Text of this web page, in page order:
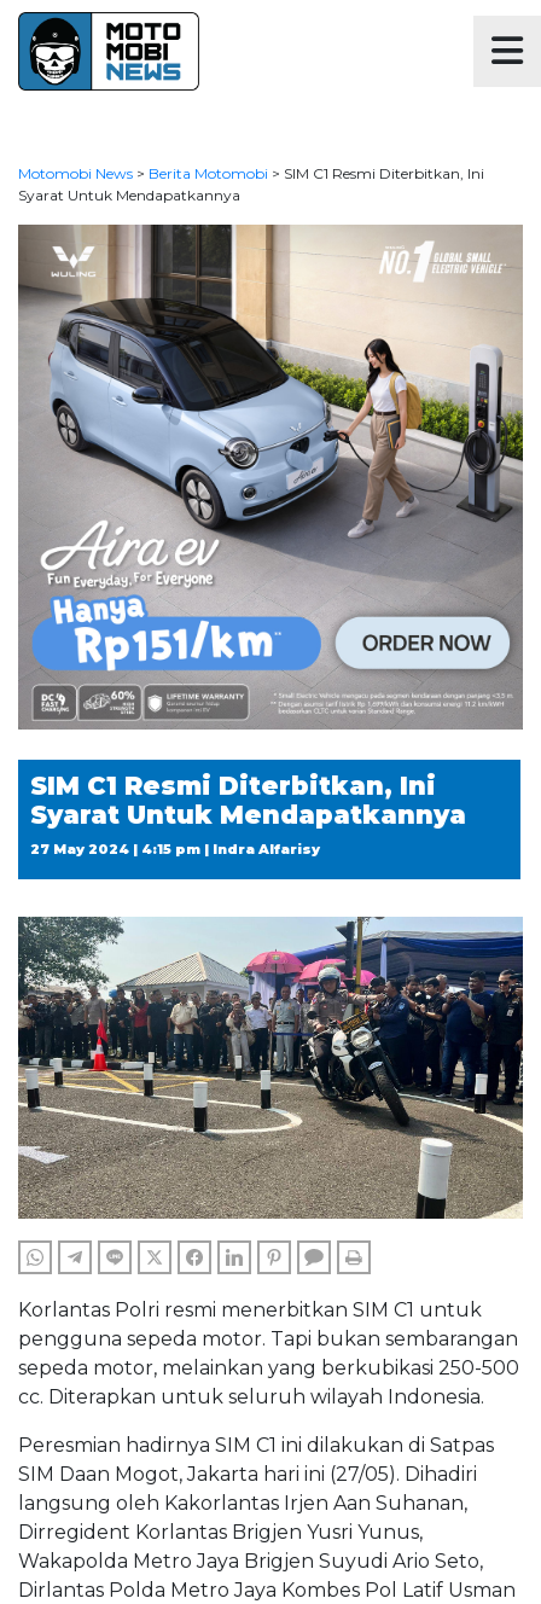
Motomobi News > Berita Motomobi > SIM C1 Resmi Diterbitkan, Ini
Syarat Untuk Mendapatkannya
SIM C1 Resmi Diterbitkan, Ini
Syarat Untuk Mendapatkannya
27 May 2024 | 4:15 pm | Indra Alfarisy
WHATSAPPTELEGRAM
LINE TWITTERFACEBOOKLINKEDINPINTERESTCOMMENTS
Korlantas Polri resmi menerbitkan SIM C1 untuk
pengguna sepeda motor. Tapi bukan sembarangan
sepeda motor, melainkan yang berkubikasi 250-500
cc. Diterapkan untuk seluruh wilayah Indonesia.
Peresmian hadirnya SIM C1 ini dilakukan di Satpas
SIM Daan Mogot, Jakarta hari ini (27/05). Dihadiri
langsung oleh Kakorlantas Irjen Aan Suhanan,
Dirregident Korlantas Brigjen Yusri Yunus,
Wakapolda Metro Jaya Brigjen Suyudi Ario Seto,
Dirlantas Polda Metro Jaya Kombes Pol Latif Usman